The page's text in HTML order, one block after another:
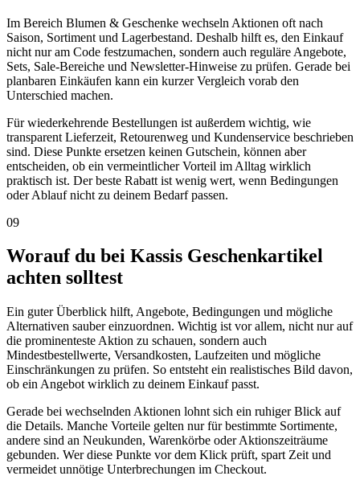
Im Bereich Blumen & Geschenke wechseln Aktionen oft nach
Saison, Sortiment und Lagerbestand. Deshalb hilft es, den Einkauf
nicht nur am Code festzumachen, sondern auch reguläre Angebote,
Sets, Sale-Bereiche und Newsletter-Hinweise zu prüfen. Gerade bei
planbaren Einkäufen kann ein kurzer Vergleich vorab den
Unterschied machen.
Für wiederkehrende Bestellungen ist außerdem wichtig, wie
transparent Lieferzeit, Retourenweg und Kundenservice beschrieben
sind. Diese Punkte ersetzen keinen Gutschein, können aber
entscheiden, ob ein vermeintlicher Vorteil im Alltag wirklich
praktisch ist. Der beste Rabatt ist wenig wert, wenn Bedingungen
oder Ablauf nicht zu deinem Bedarf passen.
09
Worauf du bei Kassis Geschenkartikel
achten solltest
Ein guter Überblick hilft, Angebote, Bedingungen und mögliche
Alternativen sauber einzuordnen. Wichtig ist vor allem, nicht nur auf
die prominenteste Aktion zu schauen, sondern auch
Mindestbestellwerte, Versandkosten, Laufzeiten und mögliche
Einschränkungen zu prüfen. So entsteht ein realistisches Bild davon,
ob ein Angebot wirklich zu deinem Einkauf passt.
Gerade bei wechselnden Aktionen lohnt sich ein ruhiger Blick auf
die Details. Manche Vorteile gelten nur für bestimmte Sortimente,
andere sind an Neukunden, Warenkörbe oder Aktionszeiträume
gebunden. Wer diese Punkte vor dem Klick prüft, spart Zeit und
vermeidet unnötige Unterbrechungen im Checkout.